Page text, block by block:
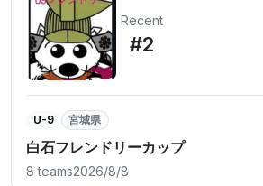
Recent
#2
U-9 宮城県
白石フレンドリーカップ
8 teams2026/8/8